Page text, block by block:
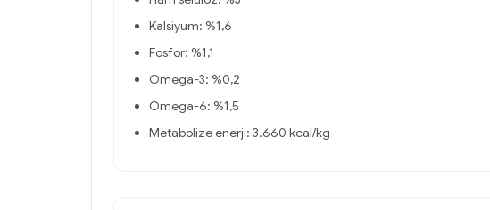
Kalsiyum: %1,6
Fosfor: %1,1
Omega-3: %0,2
Omega-6: %1,5
Metabolize enerji: 3.660 kcal/kg